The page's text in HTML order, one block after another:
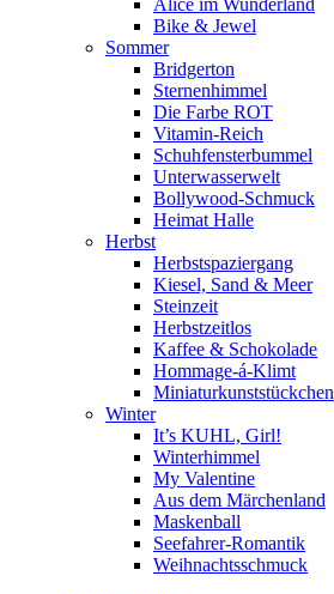
Alice im Wunderland
Bike & Jewel
Sommer
Bridgerton
Sternenhimmel
Die Farbe ROT
Vitamin-Reich
Schuhfensterbummel
Unterwasserwelt
Bollywood-Schmuck
Heimat Halle
Herbst
Herbstspaziergang
Kiesel, Sand & Meer
Steinzeit
Herbstzeitlos
Kaffee & Schokolade
Hommage-á-Klimt
Miniaturkunststückchen
Winter
It’s KUHL, Girl!
Winterhimmel
My Valentine
Aus dem Märchenland
Maskenball
Seefahrer-Romantik
Weihnachtsschmuck